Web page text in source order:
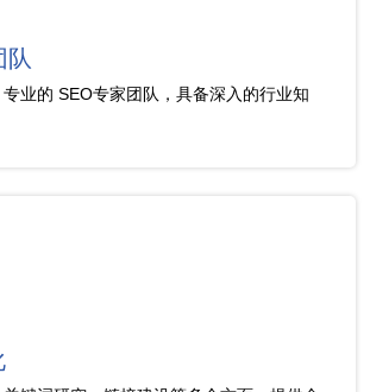
队
业的 SEO专家团队，具备深入的行业知